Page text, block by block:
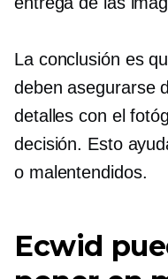
La conclusión es
deben asegurarse
detalles con el
decisión. Esto
o malentendidos.
Ecwid